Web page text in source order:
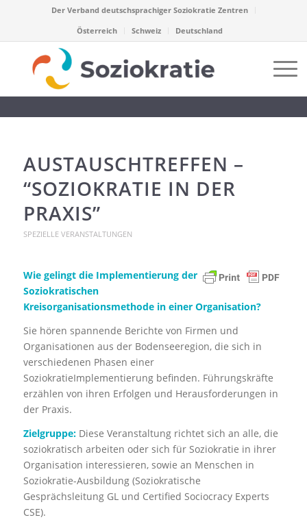
Der Verband deutschsprachiger Soziokratie Zentren
Österreich
Schweiz Deutschland
AUSTAUSCHTREFFEN –
“SOZIOKRATIE IN DER
PRAXIS”
SPEZIELLE VERANSTALTUNGEN
Wie gelingt die Implementierung der
Soziokratischen
Kreisorganisationsmethode in einer Organisation?
Sie hören spannende Berichte von Firmen und
Organisationen aus der Bodenseeregion, die sich in
verschiedenen Phasen einer
SoziokratieImplementierung befinden. Führungskräfte
erzählen von ihren Erfolgen und Herausforderungen in
der Praxis.
Zielgruppe:Diese Veranstaltung richtet sich an alle, die
soziokratisch arbeiten oder sich für Soziokratie in ihrer
Organisation interessieren, sowie an Menschen in
Soziokratie-Ausbildung (Soziokratische
Gesprächsleitung GL und Certified Sociocracy Experts
CSE).